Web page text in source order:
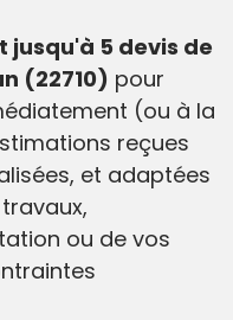
5 devis de
(22710) pour
(ou à la
reçues
et adaptées
ou de vos